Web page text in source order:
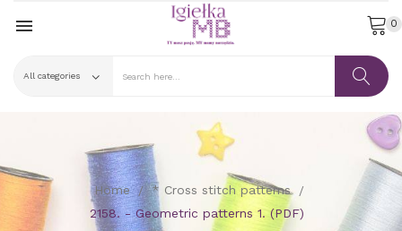
 0
Home
* Cross stitch patterns
2158. - Geometric patterns 1. (PDF)